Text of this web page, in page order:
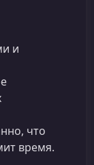
и
что
время.